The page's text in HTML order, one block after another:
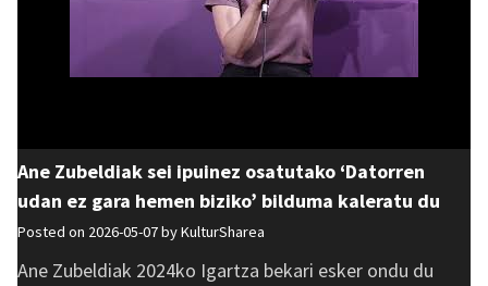
Ane Zubeldiak sei ipuinez osatutako ‘Datorren
udan ez gara hemen biziko’ bilduma kaleratu du
Posted on 2026-05-07 byKulturSharea
Ane Zubeldiak 2024ko Igartza bekari esker ondu du